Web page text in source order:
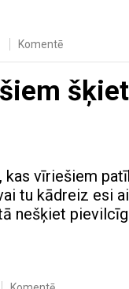
Komentē
vīriešiem
tu kādreiz esi
nešķiet